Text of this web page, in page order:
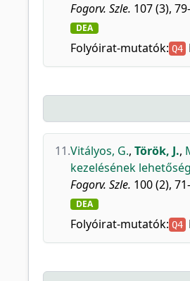
Fogorv. Szle. 107 (3),
DEA
Folyóirat-mutatók: Q4
11.Vitályos, G., Török, J.,
kezelésének
Fogorv. Szle. 100 (2),
DEA
Folyóirat-mutatók: Q4